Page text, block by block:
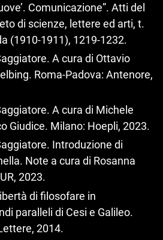
Comunicazione”. Atti del
di scienze, lettere ed arti, t.
(1910‑1911), 1219‑1232.
A cura di Ottavio
Roma-Padova: Antenore,
A cura di Michele
Giudice. Milano: Hoepli, 2023.
Introduzione di
Note a cura di Rosanna
2023.
di filosofare in
paralleli di Cesi e Galileo.
2014.